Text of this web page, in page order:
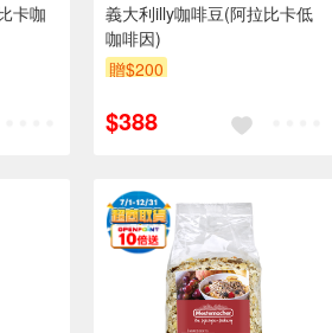
卡咖
義大利illy咖啡豆(阿拉比卡低
咖啡因)
贈$200
$388